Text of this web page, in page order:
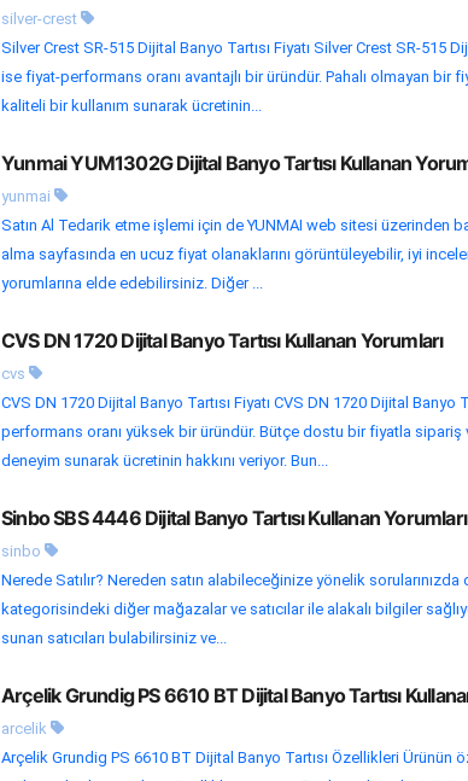
silver-crest
Silver Crest SR-515 Dijital Banyo Tartısı Fiyatı Silver Crest SR-515
ise fiyat-performans oranı avantajlı bir üründür. Pahalı olmayan bir
kaliteli bir kullanım sunarak ücretinin...
Yunmai YUM1302G Dijital Banyo Tartısı Kullanan
yunmai
Satın Al Tedarik etme işlemi için de YUNMAI web sitesi üzerinden
alma sayfasında en ucuz fiyat olanaklarını görüntüleyebilir, iyi
yorumlarına elde edebilirsiniz. Diğer ...
CVS DN 1720 Dijital Banyo Tartısı Kullanan Yorumları
cvs
CVS DN 1720 Dijital Banyo Tartısı Fiyatı CVS DN 1720 Dijital Banyo
performans oranı yüksek bir üründür. Bütçe dostu bir fiyatla
deneyim sunarak ücretinin hakkını veriyor. Bun...
Sinbo SBS 4446 Dijital Banyo Tartısı Kullanan Yorumları
sinbo
Nerede Satılır? Nereden satın alabileceğinize yönelik
kategorisindeki diğer mağazalar ve satıcılar ile alakalı bilgiler
sunan satıcıları bulabilirsiniz ve...
Arçelik Grundig PS 6610 BT Dijital Banyo Tartısı
arcelik
Arçelik Grundig PS 6610 BT Dijital Banyo Tartısı Özellikleri Ürünün